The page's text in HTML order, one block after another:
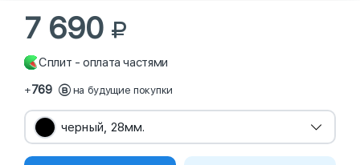
7 690
Сплит - оплата частями
+769 на будущие покупки
черный, 28мм.